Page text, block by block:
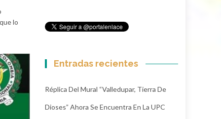
lo
Entradas recientes
Réplica Del Mural “Valledupar, Tierra De
Dioses” Ahora Se Encuentra En La UPC